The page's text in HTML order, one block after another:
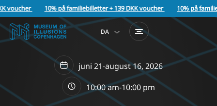
voucher 10% på familiebilletter + 139 DKK voucher 10% på
EN
DA
juni 21-august 16, 2026
10:00 am-10:00 pm